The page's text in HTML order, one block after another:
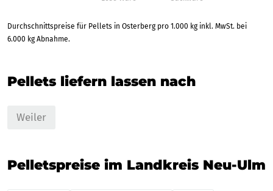
Durchschnittspreise für Pellets in Osterberg pro 1.000 kg inkl. MwSt. bei
6.000 kg Abnahme.
Pellets liefern lassen nach
Weiler
Pelletspreise im Landkreis Neu-Ulm